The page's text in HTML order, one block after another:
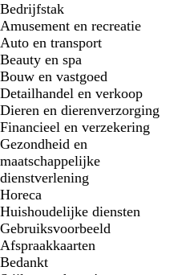
Bedrijfstak
Amusement en recreatie
Auto en transport
Beauty en spa
Bouw en vastgoed
Detailhandel en verkoop
Dieren en dierenverzorging
Financieel en verzekering
Gezondheid en
maatschappelijke
dienstverlening
Horeca
Huishoudelijke diensten
Gebruiksvoorbeeld
Afspraakkaarten
Bedankt